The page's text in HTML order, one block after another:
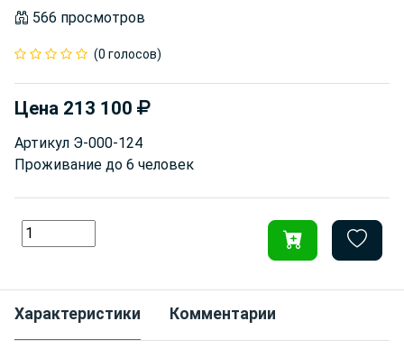
566 просмотров
(0 голосов)
Цена 213 100
Артикул Э-000-124
Проживание до 6 человек
Характеристики Комментарии